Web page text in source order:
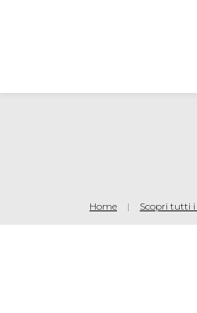
Salta al contenuto principale
Home Scopri tutti